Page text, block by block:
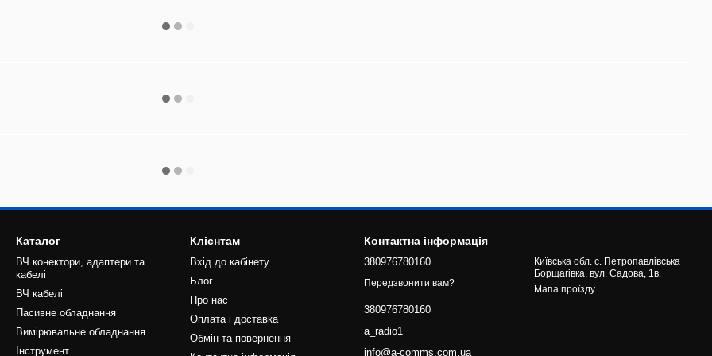
Каталог
ВЧ конектори, адаптери та
кабелі
ВЧ кабелі
Пасивне обладнання
Вимірювальне обладнання
Інструмент
Клієнтам
Вхід до кабінету
Блог
Про нас
Оплата і доставка
Обмін та повернення
Контактна інформація
380976780160
Передзвонити вам?
380976780160
a_radio1
info@a-comms.com.ua
Київська обл. с. Петропавлівська
Борщагівка, вул. Садова, 1в.
Мапа проїзду